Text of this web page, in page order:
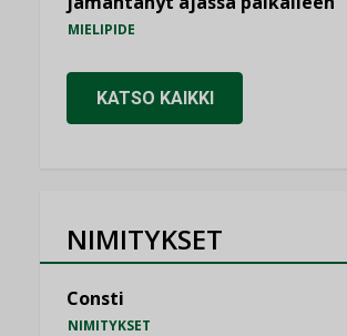
MIELIPIDE
KATSO KAIKKI
NIMITYKSET
Consti
NIMITYKSET